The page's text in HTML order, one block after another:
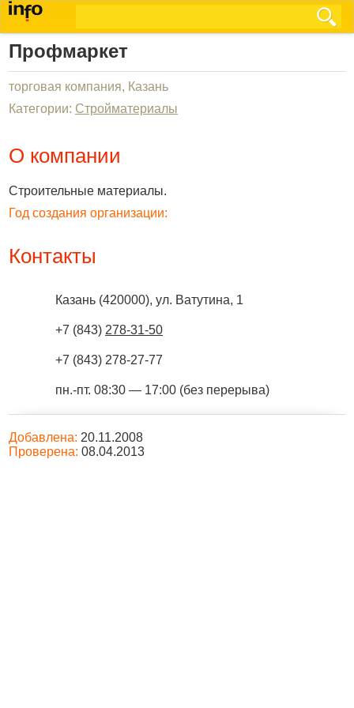
Профмаркет
торговая компания, Казань
Категории: Стройматериалы
О компании
Строительные материалы.
Год создания организации:
Контакты
Казань (420000), ул. Ватутина, 1
+7 (843) 278-31-50
+7 (843) 278-27-77
пн.-пт. 08:30 — 17:00 (без перерыва)
Добавлена: 20.11.2008
Проверена: 08.04.2013